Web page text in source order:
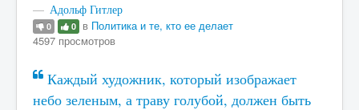
Адольф Гитлер
0 0 в Политика и те, кто ее делает
4597 просмотров
Каждый художник, который изображает
небо зеленым, а траву голубой, должен быть